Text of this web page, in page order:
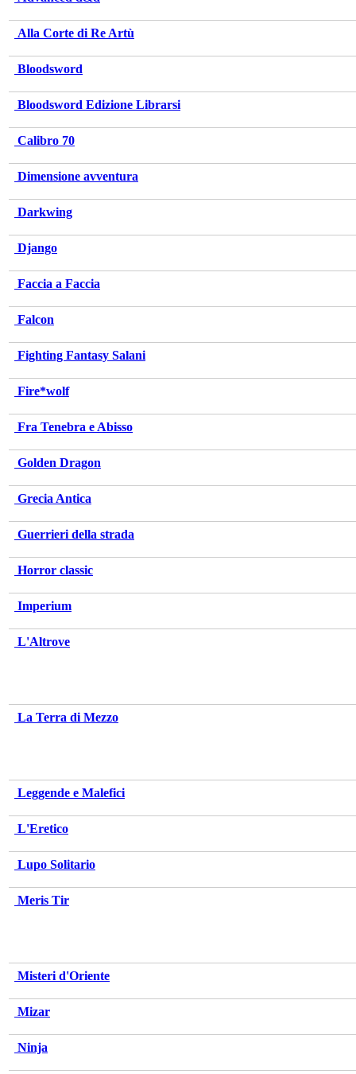
Alla Corte di Re Artù
Bloodsword
Bloodsword Edizione Librarsi
Calibro 70
Dimensione avventura
Darkwing
Django
Faccia a Faccia
Falcon
Fighting Fantasy Salani
Fire*wolf
Fra Tenebra e Abisso
Golden Dragon
Grecia Antica
Guerrieri della strada
Horror classic
Imperium
L'Altrove
La Terra di Mezzo
Leggende e Malefici
L'Eretico
Lupo Solitario
Meris Tir
Misteri d'Oriente
Mizar
Ninja